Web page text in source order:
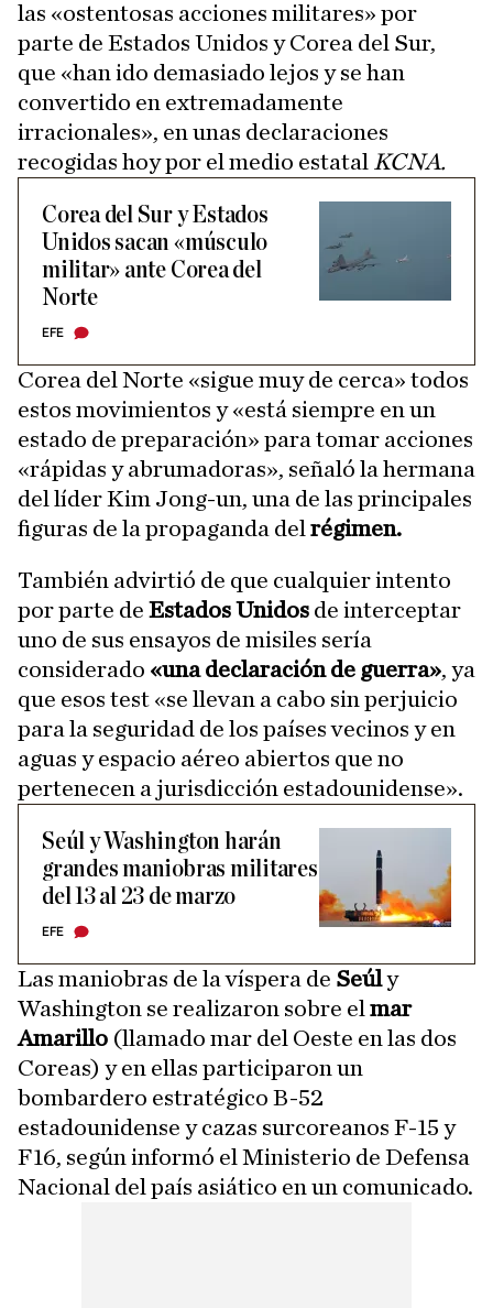
las «ostentosas acciones militares» por
parte de Estados Unidos y Corea del Sur,
que «han ido demasiado lejos y se han
convertido en extremadamente
irracionales», en unas declaraciones
recogidas hoy por el medio estatal KCNA.
Corea del Sur y Estados
Unidos sacan «músculo
militar» ante Corea del
Norte
EFE
Corea del Norte «sigue muy de cerca» todos
estos movimientos y «está siempre en un
estado de preparación» para tomar acciones
«rápidas y abrumadoras», señaló la hermana
del líder Kim Jong-un, una de las principales
figuras de la propaganda del régimen.
También advirtió de que cualquier intento
por parte de Estados Unidos de interceptar
uno de sus ensayos de misiles sería
considerado «una declaración de guerra», ya
que esos test «se llevan a cabo sin perjuicio
para la seguridad de los países vecinos y en
aguas y espacio aéreo abiertos que no
pertenecen a jurisdicción estadounidense».
Seúl y Washington harán
grandes maniobras militares
del 13 al 23 de marzo
EFE
Las maniobras de la víspera de Seúly
Washington se realizaron sobre el mar
Amarillo (llamado mar del Oeste en las dos
Coreas) y en ellas participaron un
bombardero estratégico B-52
estadounidense y cazas surcoreanos F-15 y
F16, según informó el Ministerio de Defensa
Nacional del país asiático en un comunicado.